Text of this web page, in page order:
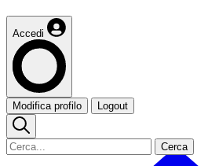
Accedi
Modifica profilo Logout
Cerca